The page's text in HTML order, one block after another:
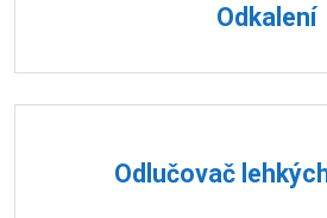
Odkalení
Odlučovač